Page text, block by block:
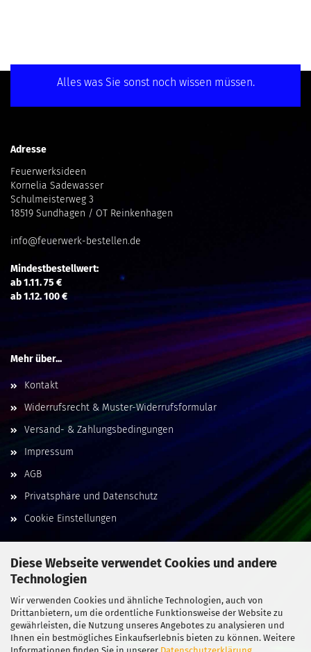
Diese Webseite verwendet Cookies und andere
Technologien
Wir verwenden Cookies und ähnliche Technologien, auch von
Drittanbietern, um die ordentliche Funktionsweise der Website zu
gewährleisten, die Nutzung unseres Angebotes zu analysieren und
Ihnen ein bestmögliches Einkaufserlebnis bieten zu können. Weitere
Informationen finden Sie in unserer Datenschutzerklärung
Alles was Sie sonst noch wissen müssen.
Adresse
Feuerwerksideen
Kornelia Sadewasser
Schulmeisterweg 3
18519 Sundhagen / OT Reinkenhagen
info@feuerwerk-bestellen.de
Mindestbestellwert:
ab 1.11. 75 €
ab 1.12. 100 €
Mehr über...
Kontakt
Widerrufsrecht & Muster-Widerrufsformular
Versand- & Zahlungsbedingungen
Impressum
AGB
Privatsphäre und Datenschutz
Cookie Einstellungen
Social Media